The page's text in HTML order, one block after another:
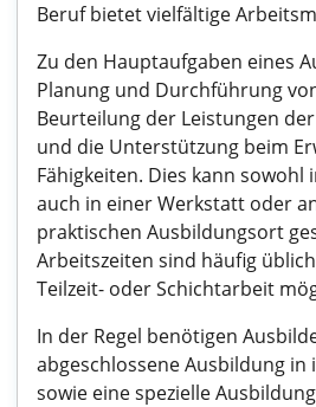
Beruf bietet vielfältige
Zu den Hauptaufgaben eines
Planung und Durchführung
Beurteilung der Leistungen
und die Unterstützung beim
Fähigkeiten. Dies kann sowohl
auch in einer Werkstatt oder
praktischen Ausbildungsort
Arbeitszeiten sind häufig
Teilzeit- oder Schichtarbeit
In der Regel benötigen
abgeschlossene Ausbildung in
sowie eine spezielle